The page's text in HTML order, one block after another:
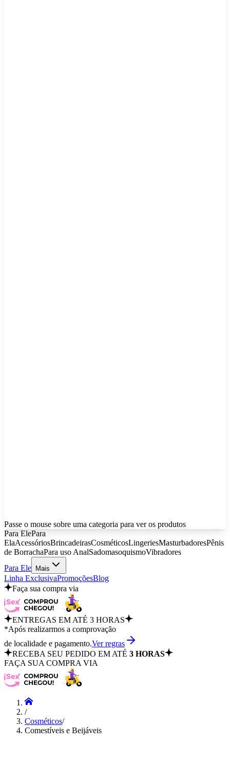
Passe o mouse sobre uma categoria para ver os produtos
Para ElePara
ElaAcessóriosBrincadeirasCosméticosLingeriesMasturbadoresPênis
de BorrachaPara uso AnalSadomasoquismoVibradores
Para Ele
Mais
Linha ExclusivaPromoçõesBlog
Faça sua compra via
ENTREGAS EM ATÉ 3 HORAS
*Após realizarmos a comprovação
de localidade e pagamento.Ver regras
RECEBA SEU PEDIDO EM ATÉ 3 HORAS
FAÇA SUA COMPRA VIA
/
Cosméticos/
Comestíveis e Beijáveis